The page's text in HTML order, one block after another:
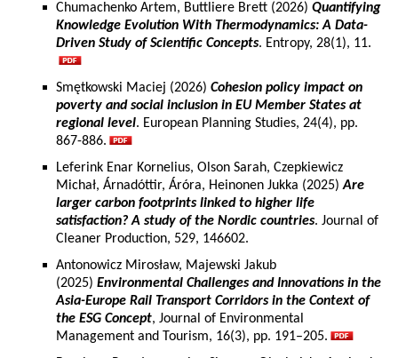
Chumachenko Artem, Buttliere Brett (2026) Quantifying
Knowledge Evolution With Thermodynamics: A Data-
Driven Study of Scientific Concepts. Entropy, 28(1), 11.
Smętkowski Maciej (2026) Cohesion policy impact on
poverty and social inclusion in EU Member States at
regional level. European Planning Studies, 24(4), pp.
867-886.
Leferink Enar Kornelius, Olson Sarah, Czepkiewicz
Michał, Árnadóttir, Áróra, Heinonen Jukka (2025)Are
larger carbon footprints linked to higher life
satisfaction? A study of the Nordic countries. Journal of
Cleaner Production, 529, 146602.
Antonowicz Mirosław, Majewski Jakub
(2025) Environmental Challenges and Innovations in the
Asia-Europe Rail Transport Corridors in the Context of
the ESG Concept, Journal of Environmental
Management and Tourism, 16(3), pp. 191–205.